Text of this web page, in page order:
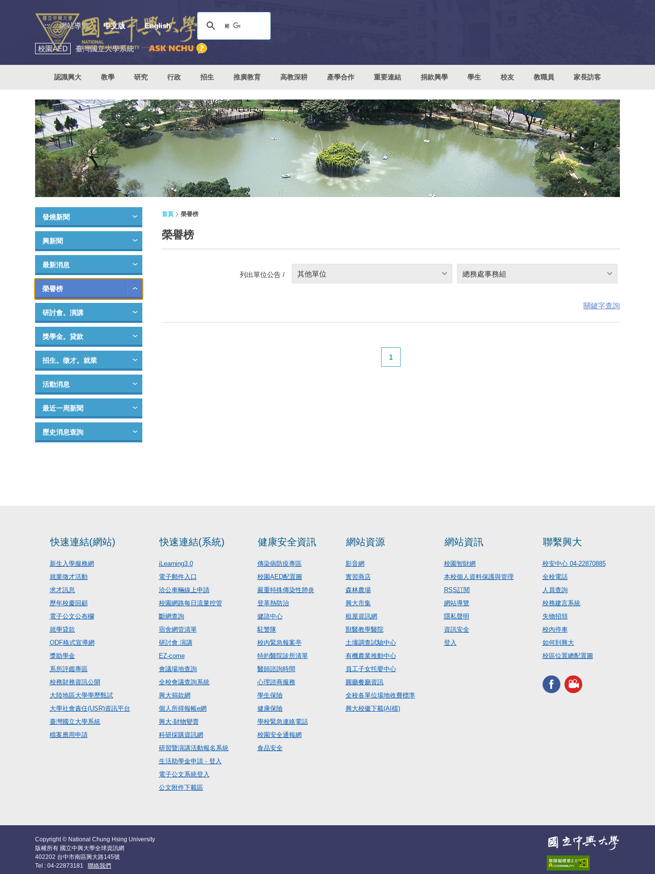
::: 網站導覽 中文版 English
校園AED 臺灣國立大學系統
認識興大 教學 研究 行政 招生 推廣教育 高教深耕 產學合作 重要連結 捐款興學 學生 校友 教職員 家長訪客
發燒新聞
興新聞
最新消息
榮譽榜
研討會。演講
獎學金。貸款
招生。徵才。就業
活動消息
最近一周新聞
歷史消息查詢
首頁 榮譽榜
榮譽榜
列出單位公告 / 其他單位 總務處事務組
關鍵字查詢
1
快速連結(網站)
新生入學服務網
就業徵才活動
求才訊息
歷年校慶回顧
電子公文公布欄
就學貸款
ODF格式宣導網
獎助學金
系所評鑑專區
校務財務資訊公開
大陸地區大學學歷甄試
大學社會責任(USR)資訊平台
臺灣國立大學系統
檔案應用申請
快速連結(系統)
iLearning3.0
電子郵件入口
洽公車輛線上申請
校園網路每日流量控管
斷網查詢
宿舍網管清單
研討會.演講
EZ-come
會議場地查詢
全校會議查詢系統
興大捐款網
個人所得報帳e網
興大-財物變賣
科研採購資訊網
研習暨演講活動報名系統
生活助學金申請 - 登入
電子公文系統登入
公文附件下載區
健康安全資訊
傳染病防疫專區
校園AED配置圖
嚴重特殊傳染性肺炎
登革熱防治
健諮中心
駐警隊
校內緊急報案亭
特約醫院診所清單
醫師諮詢時間
心理諮商服務
學生保險
健康保險
學校緊急連絡電話
校園安全通報網
食品安全
網站資源
影音網
實習商店
森林農場
興大市集
租屋資訊網
獸醫教學醫院
土壤調查試驗中心
有機農業推動中心
員工子女托嬰中心
圓廳餐廳資訊
全校各單位場地收費標準
興大校徽下載(AI檔)
網站資訊
校園智財網
本校個人資料保護與管理
RSS訂閱
網站導覽
隱私聲明
資訊安全
登入
聯繫興大
校安中心 04-22870885
全校電話
人員查詢
校務建言系統
失物招領
校內停車
如何到興大
校區位置總配置圖
Copyright © National Chung Hsing University
版權所有 國立中興大學全球資訊網
402202 台中市南區興大路145號
Tel : 04-22873181 聯絡我們